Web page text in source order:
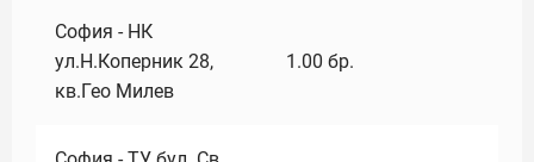
София - НК
ул.Н.Коперник 28,
кв.Гео Милев
1.00 бр.